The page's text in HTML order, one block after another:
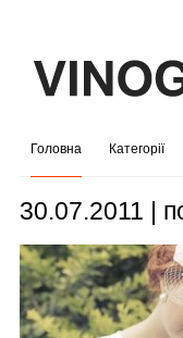
Головна Категорії
30.07.2011 |